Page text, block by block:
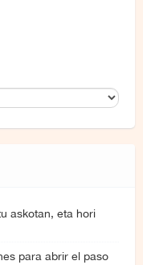
askotan, eta hori
para abrir el paso